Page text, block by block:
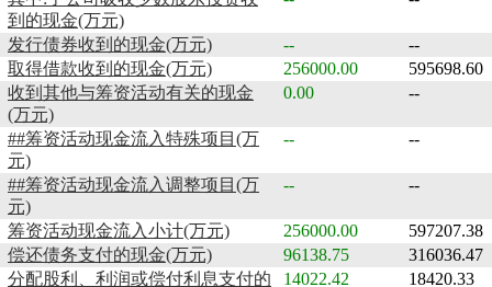
到的现金(万元)
发行债券收到的现金(万元) --
--
取得借款收到的现金(万元)
256000.00
595698.60
收到其他与筹资活动有关的现金
(万元)
0.00 --
##筹资活动现金流入特殊项目(万
元)
-- --
##筹资活动现金流入调整项目(万
元)
-- --
筹资活动现金流入小计(万元) 256000.00
597207.38
偿还债务支付的现金(万元)
96138.75
316036.47
分配股利、利润或偿付利息支付的
14022.42 18420.33